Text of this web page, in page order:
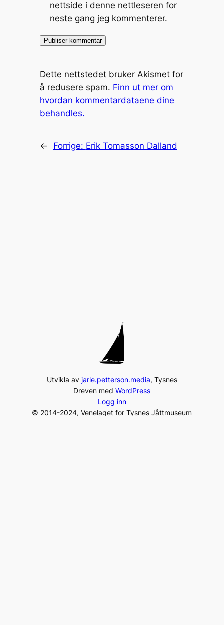
nettside i denne nettleseren for
neste gang jeg kommenterer.
Dette nettstedet bruker Akismet for
å redusere spam. Finn ut mer om
hvordan kommentardataene dine
behandles.
← Forrige: Erik Tomasson Dalland
Utvikla av jarle.petterson.media, Tysnes
Dreven med WordPress
Logg inn
© 2014-2024, Venelaget for Tysnes Jåttmuseum